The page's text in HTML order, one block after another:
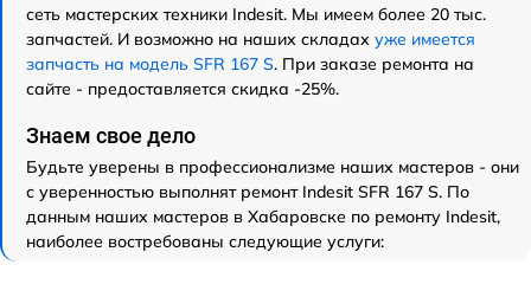
сеть мастерских техники Indesit. Мы имеем более 20 тыс.
запчастей. И возможно на наших складах уже имеется
запчасть на модель SFR 167 S. При заказе ремонта на
сайте - предоставляется скидка -25%.
Знаем свое дело
Будьте уверены в профессионализме наших мастеров - они
с уверенностью выполнят ремонт Indesit SFR 167 S. По
данным наших мастеров в Хабаровске по ремонту Indesit,
наиболее востребованы следующие услуги: